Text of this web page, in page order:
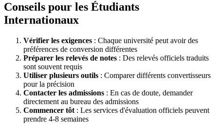
Conseils pour les Étudiants
Internationaux
Vérifier les exigences : Chaque université peut avoir des
préférences de conversion différentes
Préparer les relevés de notes : Des relevés officiels traduits
sont souvent requis
Utiliser plusieurs outils : Comparer différents convertisseurs
pour la précision
Contacter les admissions : En cas de doute, demander
directement au bureau des admissions
Commencer tôt : Les services d'évaluation officiels peuvent
prendre 4-8 semaines